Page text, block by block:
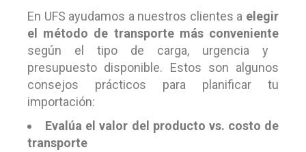
En UFS ayudamos a nuestros clientes a elegir
el método de transporte más conveniente
según el tipo de carga, urgencia y
presupuesto disponible. Estos son algunos
consejos prácticos para planificar tu
importación:
Evalúa el valor del producto vs. costo de
transporte